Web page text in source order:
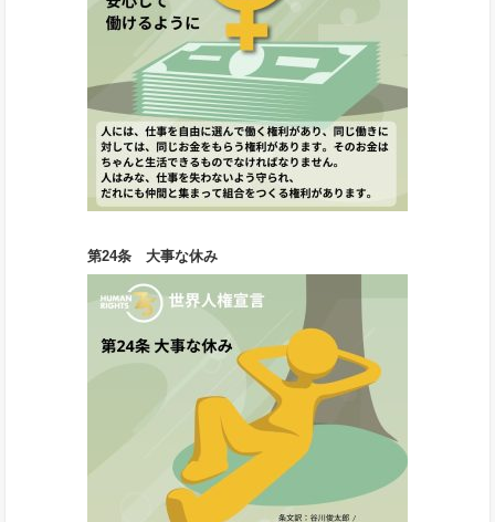
第24条 大事な休み